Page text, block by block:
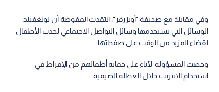
وفي مقابلة مع صحيفة "أوبزرفر"، انتقدت المفوضة آن لونغفيلد
الوسائل التي تستخدمها وسائل التواصل الاجتماعي لجذب الأطفال
لقضاء المزيد من الوقت على صفحاتها.
وحضت المسؤولة الآباء على حماية أطفالهم من الإفراط في
استخدام الانترنت خلال العطلة الصيفية.